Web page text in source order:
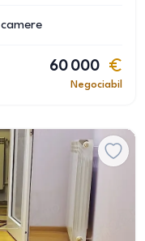
camere
60 000
Negociabil